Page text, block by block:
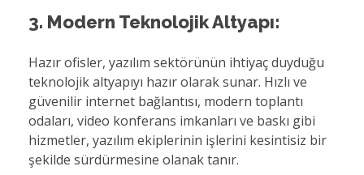
3. Modern Teknolojik Altyapı:
Hazır ofisler, yazılım sektörünün ihtiyaç duyduğu
teknolojik altyapıyı hazır olarak sunar. Hızlı ve
güvenilir internet bağlantısı, modern toplantı
odaları, video konferans imkanları ve baskı gibi
hizmetler, yazılım ekiplerinin işlerini kesintisiz bir
şekilde sürdürmesine olanak tanır.